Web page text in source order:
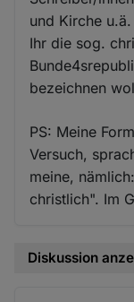
und Kirche
Ihr die sog.
bezeichnen
PS: Meine
Versuch,
meine,
christlich". Im
Diskussion